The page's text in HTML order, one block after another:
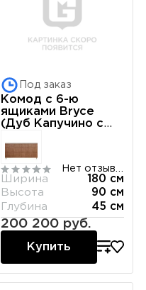
Под заказ
Комод с 6-ю
ящиками Bryce
(Дуб Капучино с
Ширина
180 см
Высота
90 см
Глубина
45 см
200 200 руб.
Купить